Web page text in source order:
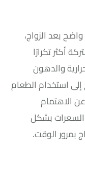
بعد الزواج،
أكثر تكرارًا
والدهون
إلى استخدام الطعام
عن الاهتمام
السعرات بشكل
بمرور الوقت.